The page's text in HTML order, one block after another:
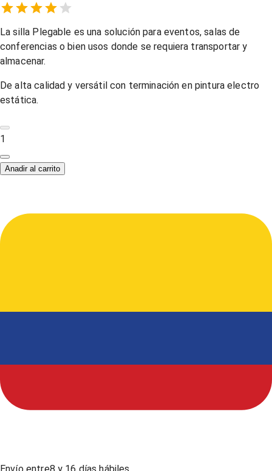
1 Star,
2 Stars,
3 Stars,
4 Stars,
5 Stars,
La silla Plegable es una solución para eventos, salas de
conferencias o bien usos donde se requiera transportar y
almacenar.
De alta calidad y versátil con terminación en pintura electro
estática.
1
Anadir al carrito